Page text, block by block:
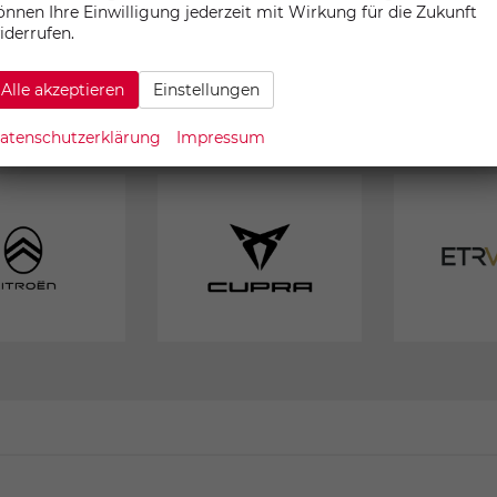
Ihre Einwilligung jederzeit mit Wirkung für die Zukunft
Alle akzeptieren Einstellungen
Impressum